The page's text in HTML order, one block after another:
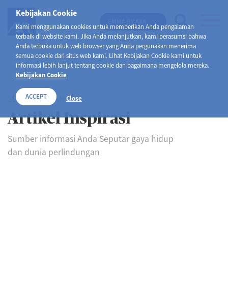
Kebijakan Cookie
Kami menggunakan cookies untuk memberikan Anda pengalaman
terbaik di website kami. Jika Anda melanjutkan, kami berasumsi bahwa
Anda terbuka untuk web browser yang Anda pergunakan menerima
semua cookie dari situs web kami. Lihat Kebijakan Cookie kami untuk
informasi lebih lanjut tentang cookie dan bagaimana mengelola mereka.
Kebijakan Cookie
ACCEPT Close
SELAMAT DATANG DI
Artikel Inspirasi
Sumber informasi Anda Seputar gaya hidup
dan dunia perlindungan